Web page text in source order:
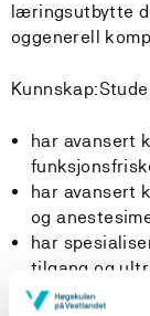
læringsutbytte
oggenerell
har avansert
har avansert
og
har
tilgang og